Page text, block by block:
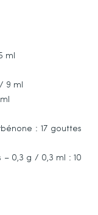
ml
9 ml
: 17 gouttes
– 0,3 g / 0,3 ml : 10